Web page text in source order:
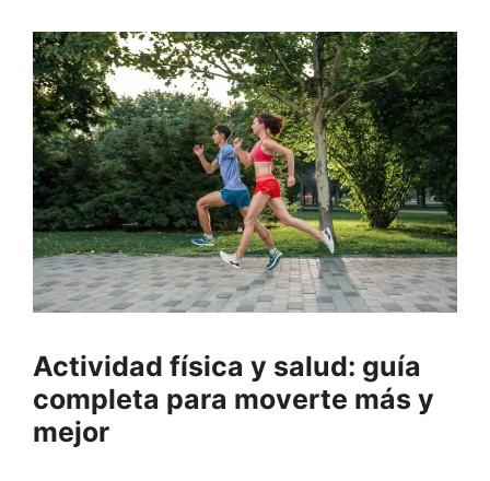
Actividad física y salud: guía
completa para moverte más y
mejor